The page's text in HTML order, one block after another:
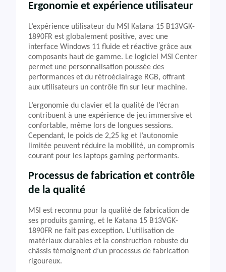
Ergonomie et expérience utilisateur
L’expérience utilisateur du MSI Katana 15 B13VGK-
1890FR est globalement positive, avec une
interface Windows 11 fluide et réactive grâce aux
composants haut de gamme. Le logiciel MSI Center
permet une personnalisation poussée des
performances et du rétroéclairage RGB, offrant
aux utilisateurs un contrôle fin sur leur machine.
L’ergonomie du clavier et la qualité de l’écran
contribuent à une expérience de jeu immersive et
confortable, même lors de longues sessions.
Cependant, le poids de 2,25 kg et l’autonomie
limitée peuvent réduire la mobilité, un compromis
courant pour les laptops gaming performants.
Processus de fabrication et contrôle
de la qualité
MSI est reconnu pour la qualité de fabrication de
ses produits gaming, et le Katana 15 B13VGK-
1890FR ne fait pas exception. L’utilisation de
matériaux durables et la construction robuste du
châssis témoignent d’un processus de fabrication
rigoureux.